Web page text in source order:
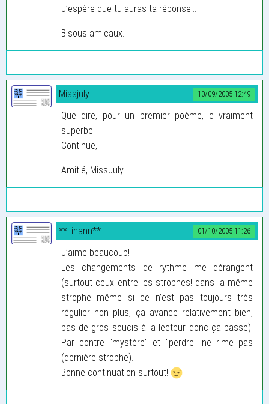
J’espère que tu auras ta réponse...
Bisous amicaux...
10/09/2005 12:49
Missjuly
Que dire, pour un premier poème, c vraiment
superbe.
Continue,
Amitié, MissJuly
01/10/2005 11:26
**Linann**
J’aime beaucoup!
Les changements de rythme me dérangent
(surtout ceux entre les strophes! dans la même
strophe même si ce n’est pas toujours très
régulier non plus, ça avance relativement bien,
pas de gros soucis à la lecteur donc ça passe).
Par contre "mystère" et "perdre" ne rime pas
(dernière strophe).
Bonne continuation surtout!